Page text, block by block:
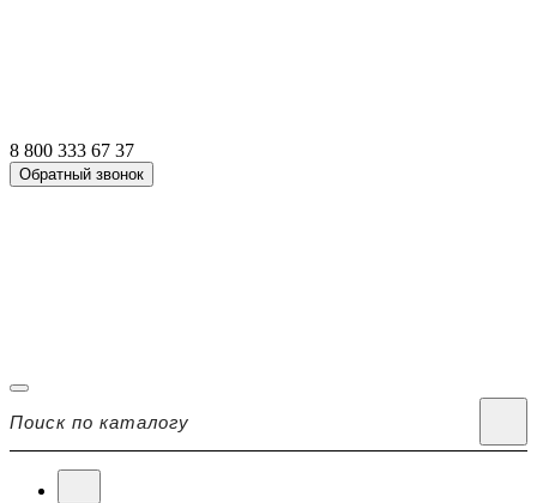
8 800 333 67 37
Обратный звонок